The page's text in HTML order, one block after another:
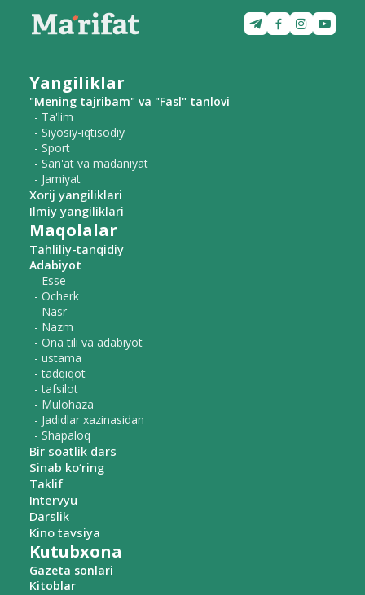
Yangiliklar
"Mening tajribam" va "Fasl" tanlovi
- Ta'lim
- Siyosiy-iqtisodiy
- Sport
- San'at va madaniyat
- Jamiyat
Xorij yangiliklari
Ilmiy yangiliklari
Maqolalar
Tahliliy-tanqidiy
Adabiyot
- Esse
- Ocherk
- Nasr
- Nazm
- Ona tili va adabiyot
- ustama
- tadqiqot
- tafsilot
- Mulohaza
- Jadidlar xazinasidan
- Shapaloq
Bir soatlik dars
Sinab ko‘ring
Taklif
Intervyu
Darslik
Kino tavsiya
Kutubxona
Gazeta sonlari
Kitoblar